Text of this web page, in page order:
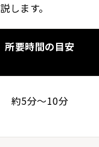
します。
所要時間の目安
約5分〜10分